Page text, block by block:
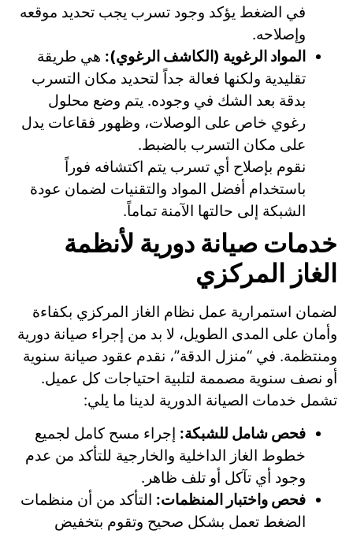
في الضغط يؤكد وجود تسرب يجب تحديد موقعه
وإصلاحه.
المواد الرغوية (الكاشف الرغوي): هي طريقة
تقليدية ولكنها فعالة جداً لتحديد مكان التسرب
بدقة بعد الشك في وجوده. يتم وضع محلول
رغوي خاص على الوصلات، وظهور فقاعات يدل
على مكان التسرب بالضبط.
نقوم بإصلاح أي تسرب يتم اكتشافه فوراً
باستخدام أفضل المواد والتقنيات لضمان عودة
الشبكة إلى حالتها الآمنة تماماً.
خدمات صيانة دورية لأنظمة
الغاز المركزي
لضمان استمرارية عمل نظام الغاز المركزي بكفاءة
وأمان على المدى الطويل، لا بد من إجراء صيانة دورية
ومنتظمة. في “منزل الدقة”، نقدم عقود صيانة سنوية
أو نصف سنوية مصممة لتلبية احتياجات كل عميل.
تشمل خدمات الصيانة الدورية لدينا ما يلي:
فحص شامل للشبكة: إجراء مسح كامل لجميع
خطوط الغاز الداخلية والخارجية للتأكد من عدم
وجود أي تآكل أو تلف ظاهر.
فحص واختبار المنظمات: التأكد من أن منظمات
الضغط تعمل بشكل صحيح وتقوم بتخفيض